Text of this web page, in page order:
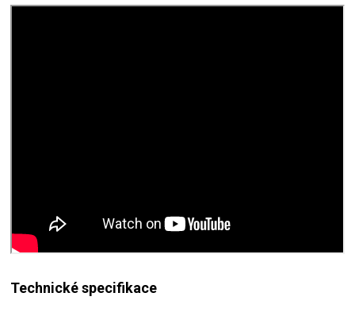
Technické specifikace